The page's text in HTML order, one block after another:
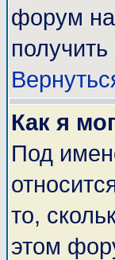
форум
Как я
Под
то,
этом